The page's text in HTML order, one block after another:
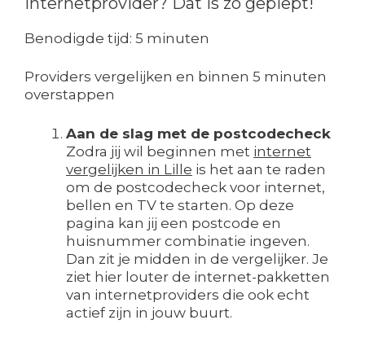
Benodigde tijd: 5 minuten
Providers vergelijken en binnen 5 minuten
overstappen
Aan de slag met de postcodecheck
Zodra jij wil beginnen met internet
vergelijken in Lille is het aan te raden
om de postcodecheck voor internet,
bellen en TV te starten. Op deze
pagina kan jij een postcode en
huisnummer combinatie ingeven.
Dan zit je midden in de vergelijker. Je
ziet hier louter de internet-pakketten
van internetproviders die ook echt
actief zijn in jouw buurt.